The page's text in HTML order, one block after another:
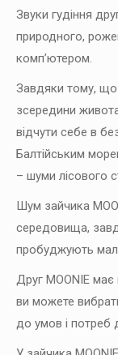
Звуки гудіння
природного,
комп’ютером.
Завдяки тому,
зсередини
відчути себе в
Балтійським
– шуми лісового
Шум зайчика
середовища,
пробуджують
Друг MOONIE
ви можете
до умов і потреб